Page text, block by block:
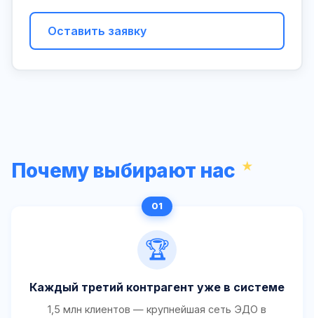
Оставить заявку
Почему выбирают нас
🏆
Каждый третий контрагент уже в системе
1,5 млн клиентов — крупнейшая сеть ЭДО в